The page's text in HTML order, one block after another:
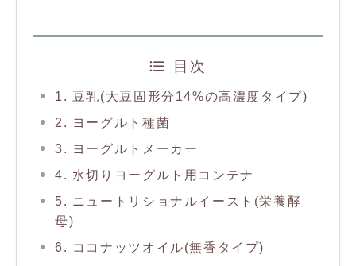
目次
1. 豆乳(大豆固形分14%の高濃度タイプ)
2. ヨーグルト種菌
3. ヨーグルトメーカー
4. 水切りヨーグルト用コンテナ
5. ニュートリショナルイースト(栄養酵
母)
6. ココナッツオイル(無香タイプ)